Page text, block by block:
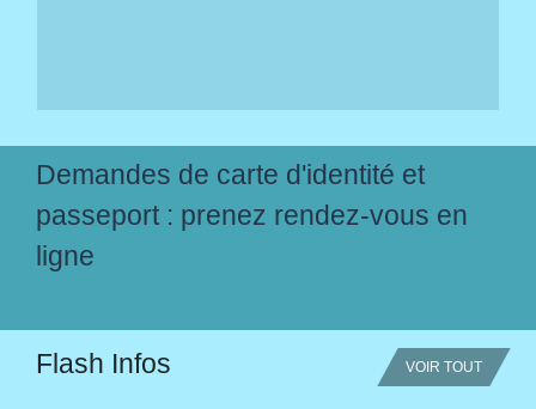
Demandes de carte d'identité et
passeport : prenez rendez-vous en
ligne
Flash Infos VOIR TOUT